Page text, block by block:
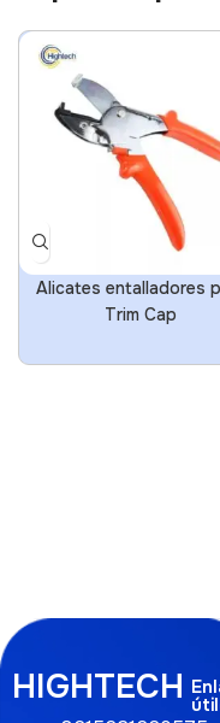
Alicates entalladores
Trim Cap
HIGHTECH